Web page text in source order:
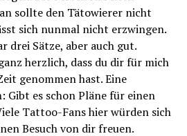
sollte den Tätowierer nicht
sich nunmal nicht erzwingen.
drei Sätze, aber auch gut.
herzlich, dass du dir für mich
genommen hast. Eine
Gibt es schon Pläne für einen
Tattoo-Fans hier würden sich
Besuch von dir freuen.